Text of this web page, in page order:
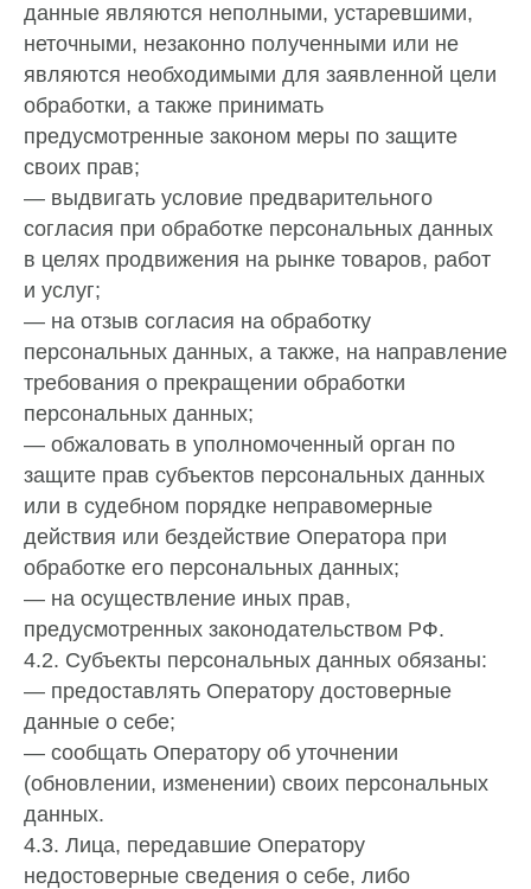
данные являются неполными, устаревшими,
неточными, незаконно полученными или не
являются необходимыми для заявленной цели
обработки, а также принимать
предусмотренные законом меры по защите
своих прав;
— выдвигать условие предварительного
согласия при обработке персональных данных
в целях продвижения на рынке товаров, работ
и услуг;
— на отзыв согласия на обработку
персональных данных, а также, на направление
требования о прекращении обработки
персональных данных;
— обжаловать в уполномоченный орган по
защите прав субъектов персональных данных
или в судебном порядке неправомерные
действия или бездействие Оператора при
обработке его персональных данных;
— на осуществление иных прав,
предусмотренных законодательством РФ.
4.2. Субъекты персональных данных обязаны:
— предоставлять Оператору достоверные
данные о себе;
— сообщать Оператору об уточнении
(обновлении, изменении) своих персональных
данных.
4.3. Лица, передавшие Оператору
недостоверные сведения о себе, либо